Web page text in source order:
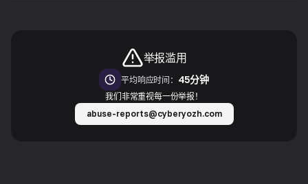
举报滥用
平均响应时间： 45分钟
我们非常重视每一份举报！
abuse-reports@cyberyozh.com